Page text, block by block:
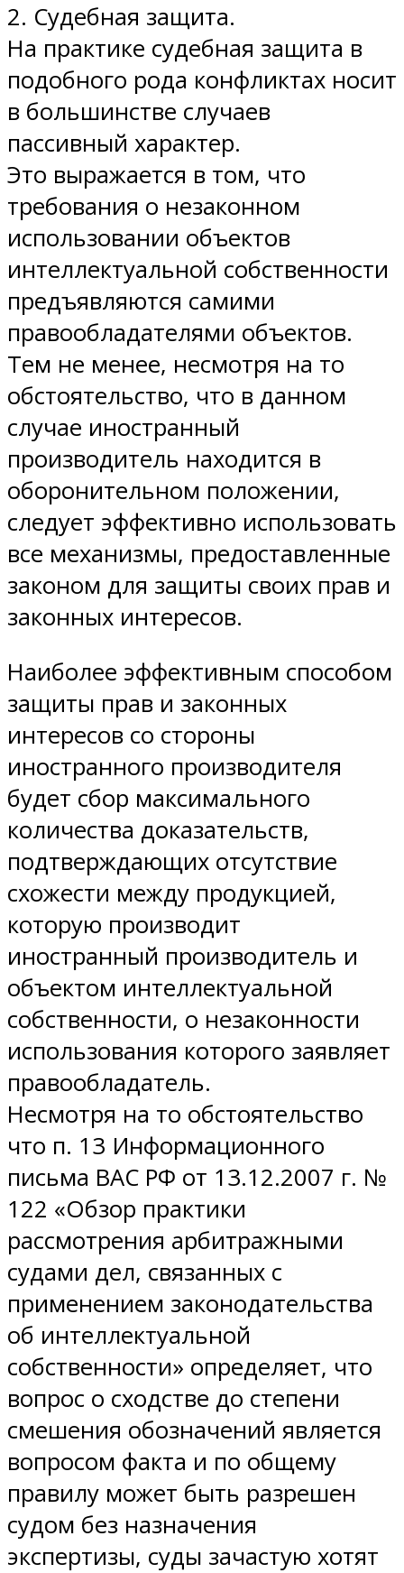
2. Судебная защита.
На практике судебная защита в
подобного рода конфликтах носит
в большинстве случаев
пассивный характер.
Это выражается в том, что
требования о незаконном
использовании объектов
интеллектуальной собственности
предъявляются самими
правообладателями объектов.
Тем не менее, несмотря на то
обстоятельство, что в данном
случае иностранный
производитель находится в
оборонительном положении,
следует эффективно использовать
все механизмы, предоставленные
законом для защиты своих прав и
законных интересов.
Наиболее эффективным способом
защиты прав и законных
интересов со стороны
иностранного производителя
будет сбор максимального
количества доказательств,
подтверждающих отсутствие
схожести между продукцией,
которую производит
иностранный производитель и
объектом интеллектуальной
собственности, о незаконности
использования которого заявляет
правообладатель.
Несмотря на то обстоятельство
что п. 13 Информационного
письма ВАС РФ от 13.12.2007 г. №
122 «Обзор практики
рассмотрения арбитражными
судами дел, связанных с
применением законодательства
об интеллектуальной
собственности» определяет, что
вопрос о сходстве до степени
смешения обозначений является
вопросом факта и по общему
правилу может быть разрешен
судом без назначения
экспертизы, суды зачастую хотят